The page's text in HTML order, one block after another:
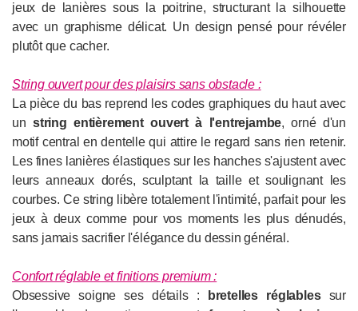
jeux de lanières sous la poitrine, structurant la silhouette
avec un graphisme délicat. Un design pensé pour révéler
plutôt que cacher.
String ouvert pour des plaisirs sans obstacle :
La pièce du bas reprend les codes graphiques du haut avec
un string entièrement ouvert à l'entrejambe, orné d'un
motif central en dentelle qui attire le regard sans rien retenir.
Les fines lanières élastiques sur les hanches s'ajustent avec
leurs anneaux dorés, sculptant la taille et soulignant les
courbes. Ce string libère totalement l'intimité, parfait pour les
jeux à deux comme pour vos moments les plus dénudés,
sans jamais sacrifier l'élégance du dessin général.
Confort réglable et finitions premium :
Obsessive soigne ses détails :
bretelles réglablessur